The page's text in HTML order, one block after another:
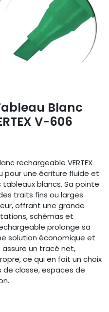
Blanc
V-606
rechargeable VERTEX
pour une écriture fluide et
blancs. Sa pointe
traits fins ou larges
offrant une grande
schémas et
prolonge sa
solution économique et
un tracé net,
ce qui en fait un choix
de classe, espaces de